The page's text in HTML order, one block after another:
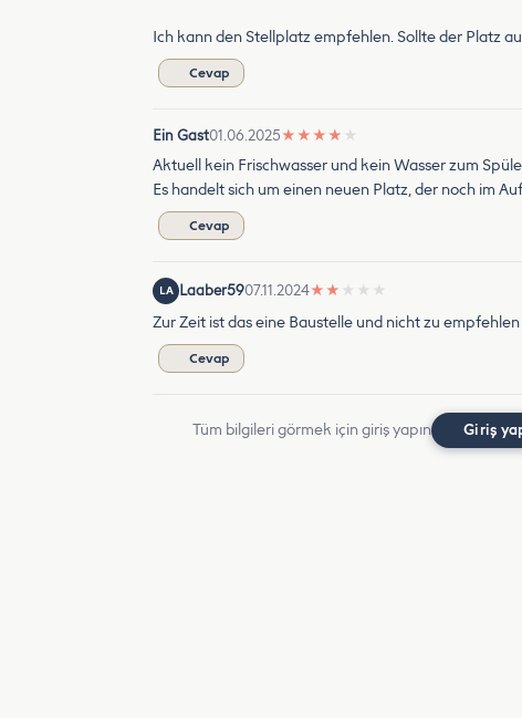
Ich kann den Stellplatz empfehlen. Sollte der Platz
Cevap
Ein Gast01.06.2025★ ★ ★ ★ ★
Aktuell kein Frischwasser und kein Wasser zum
Es handelt sich um einen neuen Platz, der noch im
Cevap
LA Laaber5907.11.2024★ ★ ★ ★ ★
Zur Zeit ist das eine Baustelle und nicht zu empfehlen
Cevap
Tüm bilgileri görmek için giriş yapın Giriş